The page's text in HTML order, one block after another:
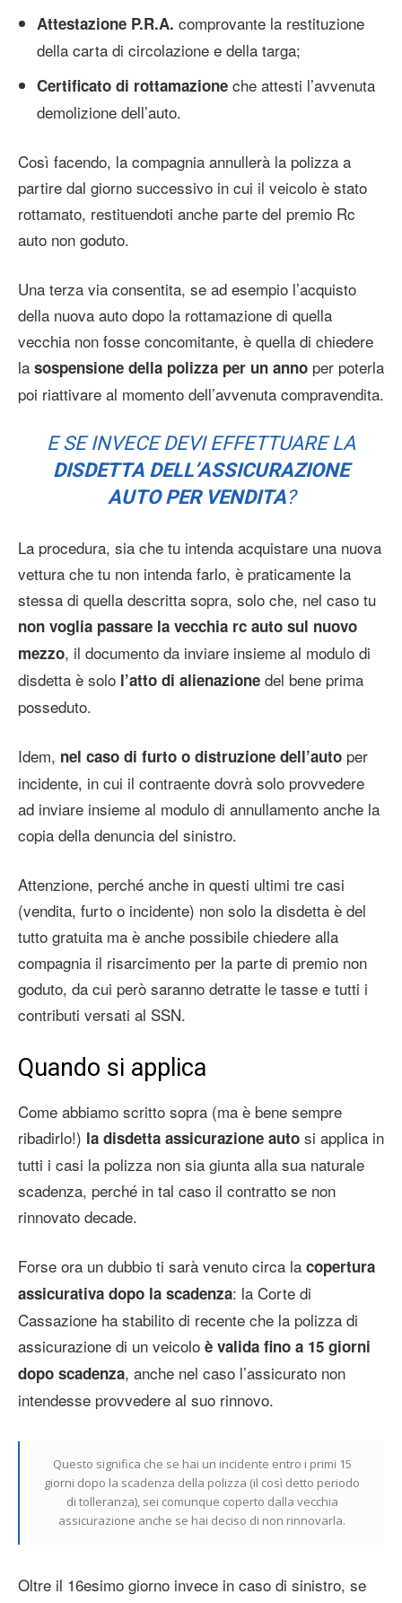
Attestazione P.R.A. comprovante la restituzione
della carta di circolazione e della targa;
Certificato di rottamazione che attesti l’avvenuta
demolizione dell’auto.
Così facendo, la compagnia annullerà la polizza a
partire dal giorno successivo in cui il veicolo è stato
rottamato, restituendoti anche parte del premio Rc
auto non goduto.
Una terza via consentita, se ad esempio l’acquisto
della nuova auto dopo la rottamazione di quella
vecchia non fosse concomitante, è quella di chiedere
la sospensione della polizza per un anno per poterla
poi riattivare al momento dell’avvenuta compravendita.
E SE INVECE DEVI EFFETTUARE LA
DISDETTA DELL’ASSICURAZIONE
AUTO PER VENDITA?
La procedura, sia che tu intenda acquistare una nuova
vettura che tu non intenda farlo, è praticamente la
stessa di quella descritta sopra, solo che, nel caso tu
non voglia passare la vecchia rc auto sul nuovo
mezzo, il documento da inviare insieme al modulo di
disdetta è solo l’atto di alienazione del bene prima
posseduto.
Idem, nel caso di furto o distruzione dell’auto per
incidente, in cui il contraente dovrà solo provvedere
ad inviare insieme al modulo di annullamento anche la
copia della denuncia del sinistro.
Attenzione, perché anche in questi ultimi tre casi
(vendita, furto o incidente) non solo la disdetta è del
tutto gratuita ma è anche possibile chiedere alla
compagnia il risarcimento per la parte di premio non
goduto, da cui però saranno detratte le tasse e tutti i
contributi versati al SSN.
Quando si applica
Come abbiamo scritto sopra (ma è bene sempre
ribadirlo!) la disdetta assicurazione auto si applica in
tutti i casi la polizza non sia giunta alla sua naturale
scadenza, perché in tal caso il contratto se non
rinnovato decade.
Forse ora un dubbio ti sarà venuto circa la copertura
assicurativa dopo la scadenza: la Corte di
Cassazione ha stabilito di recente che la polizza di
assicurazione di un veicolo è valida fino a 15 giorni
dopo scadenza, anche nel caso l’assicurato non
intendesse provvedere al suo rinnovo.
Questo significa che se hai un incidente entro i primi 15
giorni dopo la scadenza della polizza (il così detto periodo
di tolleranza), sei comunque coperto dalla vecchia
assicurazione anche se hai deciso di non rinnovarla.
Oltre il 16esimo giorno invece in caso di sinistro, se